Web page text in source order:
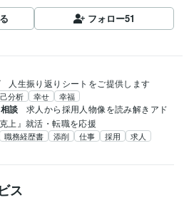
フォロー51
人生振り返りシートをご提供します
分析 幸せ 幸福
談
求人から採用人物像を読み解きアド
上』就活・転職を応援
職務経歴書 添削 仕事 採用 求人
ス